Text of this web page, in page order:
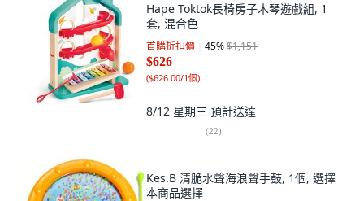
Hape Toktok長椅房子木琴遊戲組, 1
套, 混合色
首購折扣價 45%$1,151
$626
($626.00/1個)
8/12 星期三 預計送達
(22)
Kes.B 清脆水聲海浪聲手鼓, 1個, 選擇
本商品選擇